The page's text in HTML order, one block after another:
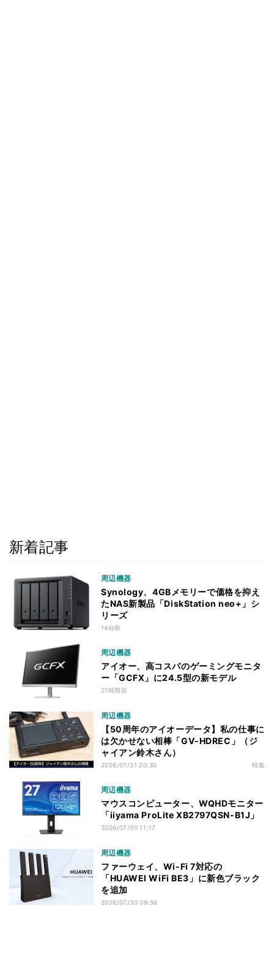
新着記事
周辺機器
Synology、4GBメモリーで価格を抑え
たNAS新製品「DiskStation neo+」シ
リーズ
14分前
周辺機器
アイオー、高コスパのゲーミングモニタ
ー「GCFX」に24.5型の新モデル
21時間前
周辺機器
【50周年のアイオーデータ】私の仕事に
は欠かせない相棒「GV-HDREC」（ジ
ャイアン鈴木さん）
2026/07/31 20:30 特集
周辺機器
マウスコンピューター、WQHDモニター
「iiyama ProLite XB2797QSN-B1J」
2026/07/30 11:17
周辺機器
ファーウェイ、Wi-Fi 7対応の
「HUAWEI WiFi BE3」に新色ブラック
を追加
2026/07/30 09:56